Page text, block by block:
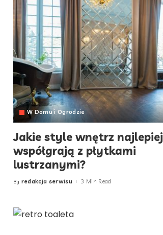
W Domu i Ogrodzie
Jakie style wnętrz najlepiej
współgrają z płytkami
lustrzanymi?
Posted
By redakcja serwisu 3 Min Read